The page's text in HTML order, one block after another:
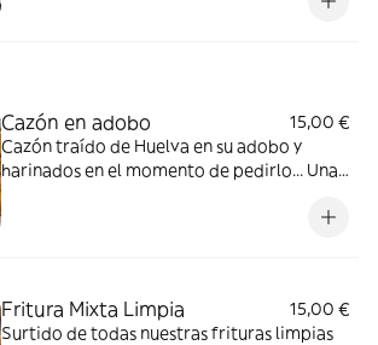
Cazón en adobo
15,00 €
Cazón traído de Huelva en su adobo y
harinados en el momento de pedirlo... Una
Fritura Mixta Limpia
15,00 €
Surtido de todas nuestras frituras limpias